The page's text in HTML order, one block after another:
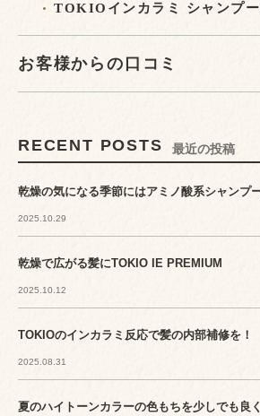
TOKIOインカラミ シャンプ
お客様からの口コミ
RECENT POSTS 最近の投稿
乾燥の気になる季節にはアミノ酸系シャンプ
2025.10.29
乾燥で広がる髪にTOKIO IE PREMIUM
2025.10.12
TOKIOのインカラミ反応で髪の内部補修を！
2025.08.31
夏のハイトーンカラーの色もちを少しでも良